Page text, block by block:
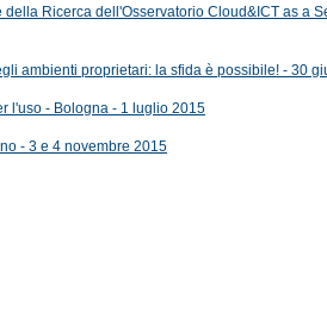
Ricerca dell'Osservatorio Cloud&ICT as a
ambienti proprietari: la sfida è possibile! - 30
l'uso - Bologna - 1 luglio 2015
- 3 e 4 novembre 2015